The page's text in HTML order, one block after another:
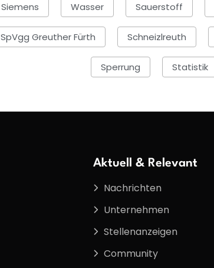
Siemens Wasser Sauerstoff
SpVgg Greuther Fürth Schneizlreuth
Sperrung Statistik
Aktuell & Relevant
Nachrichten
Unternehmen
Stellenanzeigen
Community